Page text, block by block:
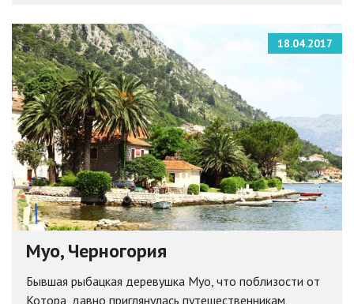
18.04.2017
Муо, Черногория
Бывшая рыбацкая деревушка Муо, что поблизости от
Котора, давно приглянулась путешественникам,